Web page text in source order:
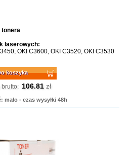
tonera
laserowych:
OKI C3600, OKI C3520, OKI C3530
koszyka
brutto: 106.81 zł
mało - czas wysyłki 48h